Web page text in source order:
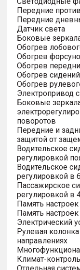
Передние
Передние
Датчик света
Боковые
Обогрев
Обогрев
Обогрев
Обогрев
Обогрев
Электропривод
Боковые
поворотов
Передние и
защитой от
Водительское
регулировкой
Водительское
регулировкой в
Пассажирское
регулировкой в
Память
Память
Электрический
Рулевая
направлениях
Климат-
Отдельная